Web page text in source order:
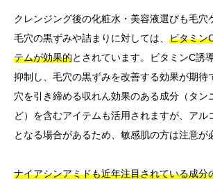
クレンジング後の化粧水・美容液選びも毛穴
毛穴の黒ずみや詰まりに対しては、 ビタミン
テムが効果的とされています。ビタミンC誘
抑制し、毛穴の黒ずみを改善する効果が期待
穴を引き締める収れん効果のある成分（タン
ど）を含むアイテムも活用されますが、アル
となる場合があるため、敏感肌の方は注意が
ナイアシンアミドも近年注目されている成分